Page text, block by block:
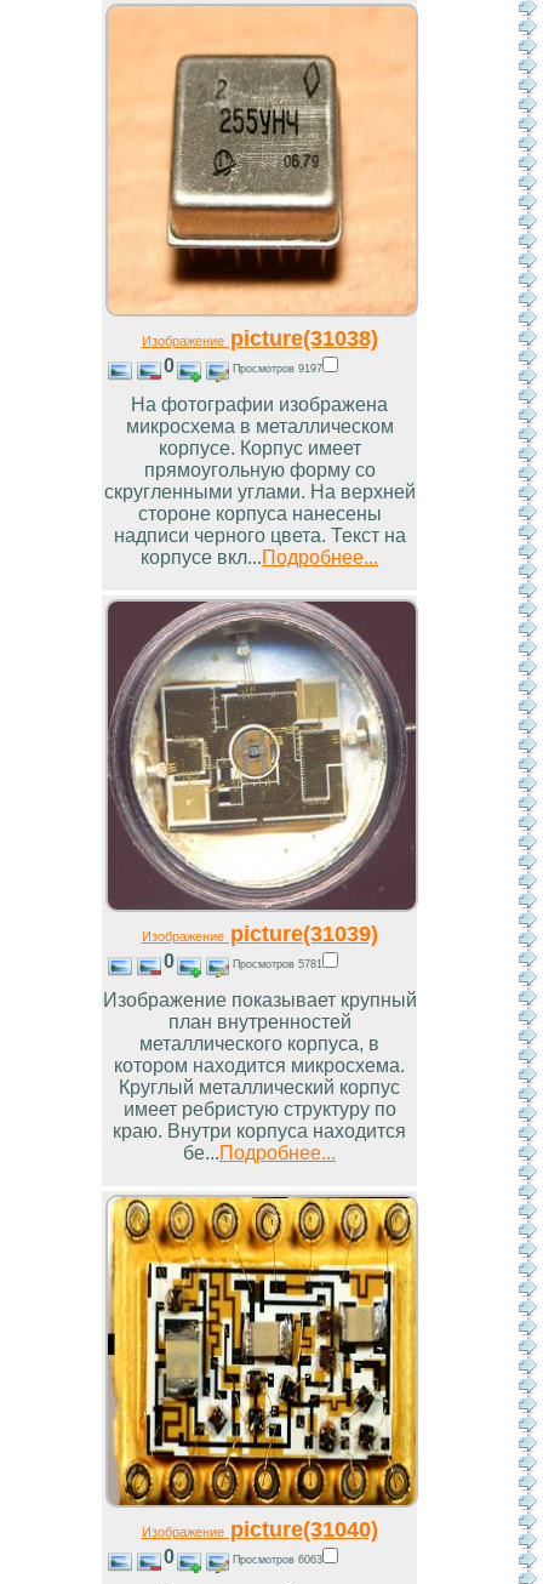
Изображениеpicture(31038)
0 Просмотров 9197
На фотографии изображена
микросхема в металлическом
корпусе. Корпус имеет
прямоугольную форму со
скругленными углами. На верхней
стороне корпуса нанесены
надписи черного цвета. Текст на
корпусе вкл...Подробнее...
Изображениеpicture(31039)
0 Просмотров 5781
Изображение показывает крупный
план внутренностей
металлического корпуса, в
котором находится микросхема.
Круглый металлический корпус
имеет ребристую структуру по
краю. Внутри корпуса находится
бе...Подробнее...
Изображениеpicture(31040)
0 Просмотров 6063